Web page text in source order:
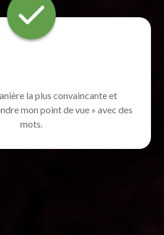
la plus convaincante et
mon point de vue » avec des
mots.